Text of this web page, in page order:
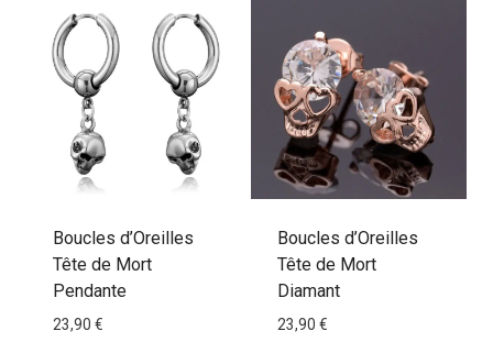
Boucles d’Oreilles
Tête de Mort
Pendante
23,90 €
Boucles d’Oreilles
Tête de Mort
Diamant
23,90 €